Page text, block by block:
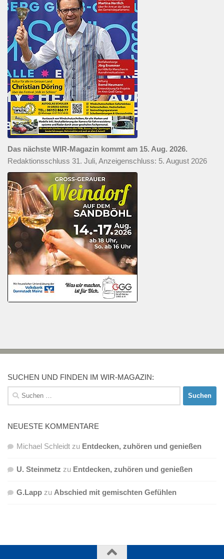
Das nächste WIR-Magazin kommt am 15. Aug. 2026.
Redaktionsschluss 31. Juli, Anzeigenschluss: 5. August 2026
SUCHEN UND FINDEN IM WIR-MAGAZIN:
Suchen
nach:
NEUESTE KOMMENTARE
Michael Schleidt zu Entdecken, zuhören und genießen
U. Steinmetz zu Entdecken, zuhören und genießen
G.Lapp zu Abschied mit gemischten Gefühlen